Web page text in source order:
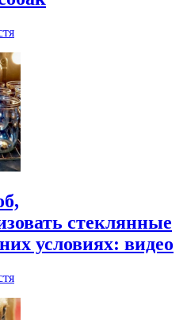
стеклянные
условиях: видео